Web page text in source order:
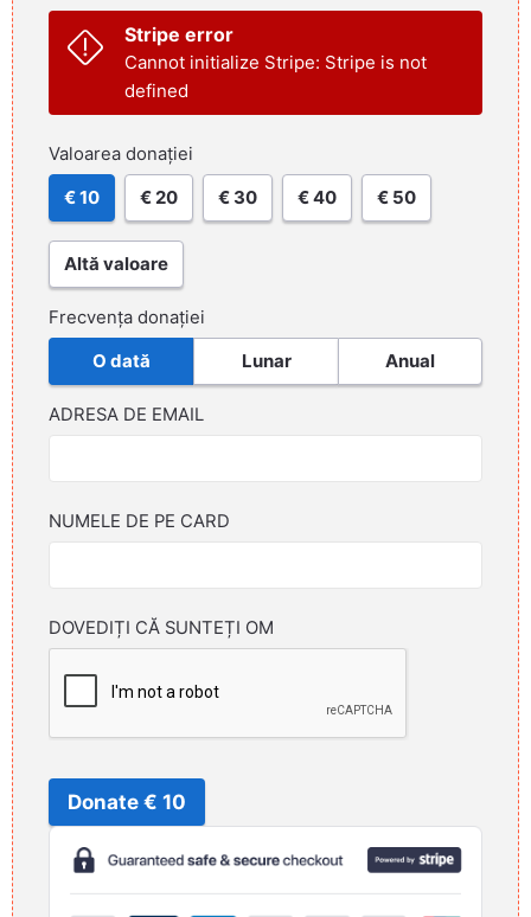
Stripe error
Cannot initialize Stripe: Stripe is not
defined
Valoarea donației
€ 10 € 20 € 30 € 40 € 50
Altă valoare
Frecvența donației
O dată Lunar Anual
ADRESA DE EMAIL
NUMELE DE PE CARD
DOVEDIȚI CĂ SUNTEȚI OM
Donate € 10